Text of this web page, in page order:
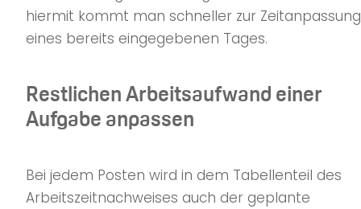
hiermit kommt man schneller zur Zeitanpassung
eines bereits eingegebenen Tages.
Restlichen Arbeitsaufwand einer
Aufgabe anpassen
Bei jedem Posten wird in dem Tabellenteil des
Arbeitszeitnachweises auch der geplante